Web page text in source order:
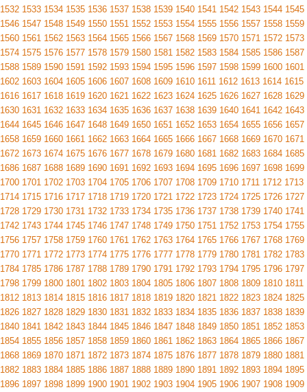
1532 1533 1534 1535 1536 1537 1538 1539 1540 1541 1542 1543 1544 1545
1546 1547 1548 1549 1550 1551 1552 1553 1554 1555 1556 1557 1558 1559
1560 1561 1562 1563 1564 1565 1566 1567 1568 1569 1570 1571 1572 1573
1574 1575 1576 1577 1578 1579 1580 1581 1582 1583 1584 1585 1586 1587
1588 1589 1590 1591 1592 1593 1594 1595 1596 1597 1598 1599 1600 1601
1602 1603 1604 1605 1606 1607 1608 1609 1610 1611 1612 1613 1614 1615
1616 1617 1618 1619 1620 1621 1622 1623 1624 1625 1626 1627 1628 1629
1630 1631 1632 1633 1634 1635 1636 1637 1638 1639 1640 1641 1642 1643
1644 1645 1646 1647 1648 1649 1650 1651 1652 1653 1654 1655 1656 1657
1658 1659 1660 1661 1662 1663 1664 1665 1666 1667 1668 1669 1670 1671
1672 1673 1674 1675 1676 1677 1678 1679 1680 1681 1682 1683 1684 1685
1686 1687 1688 1689 1690 1691 1692 1693 1694 1695 1696 1697 1698 1699
1700 1701 1702 1703 1704 1705 1706 1707 1708 1709 1710 1711 1712 1713
1714 1715 1716 1717 1718 1719 1720 1721 1722 1723 1724 1725 1726 1727
1728 1729 1730 1731 1732 1733 1734 1735 1736 1737 1738 1739 1740 1741
1742 1743 1744 1745 1746 1747 1748 1749 1750 1751 1752 1753 1754 1755
1756 1757 1758 1759 1760 1761 1762 1763 1764 1765 1766 1767 1768 1769
1770 1771 1772 1773 1774 1775 1776 1777 1778 1779 1780 1781 1782 1783
1784 1785 1786 1787 1788 1789 1790 1791 1792 1793 1794 1795 1796 1797
1798 1799 1800 1801 1802 1803 1804 1805 1806 1807 1808 1809 1810 1811
1812 1813 1814 1815 1816 1817 1818 1819 1820 1821 1822 1823 1824 1825
1826 1827 1828 1829 1830 1831 1832 1833 1834 1835 1836 1837 1838 1839
1840 1841 1842 1843 1844 1845 1846 1847 1848 1849 1850 1851 1852 1853
1854 1855 1856 1857 1858 1859 1860 1861 1862 1863 1864 1865 1866 1867
1868 1869 1870 1871 1872 1873 1874 1875 1876 1877 1878 1879 1880 1881
1882 1883 1884 1885 1886 1887 1888 1889 1890 1891 1892 1893 1894 1895
1896 1897 1898 1899 1900 1901 1902 1903 1904 1905 1906 1907 1908 1909